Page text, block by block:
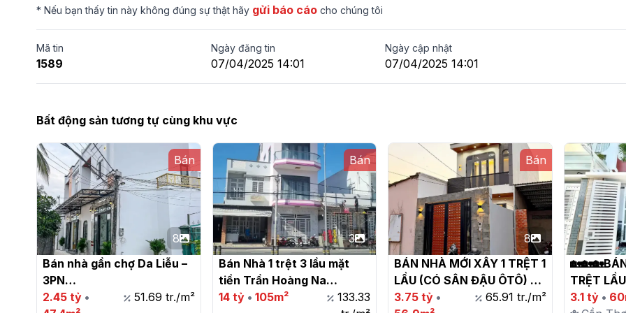
* Nếu bạn thấy tin này không đúng sự thật hãy gửi báo cáo cho chúng tôi
Mã tin
1589
Ngày đăng tin
07/04/2025 14:01
Ngày cập nhật
07/04/2025 14:01
Bất động sản tương tự cùng khu vực
Bán
8
Bán nhà gần chợ Da Liễu –
3PN
2.45 tỷ •
51.69 tr./m²
Bán
3
Bán Nhà 1 trệt 3 lầu mặt
tiền Trần Hoàng Na
14 tỷ• 105m²
133.33
Bán
8
BÁN NHÀ MỚI XÂY 1 TRỆT 1
LẦU (CÓ SÂN ĐẬU ÔTÔ) -
FULL NỘI THẤT - TRỤC
3.75 tỷ •
65.91 tr./m²
TRỆT
30/4 -
3.1 tỷ•